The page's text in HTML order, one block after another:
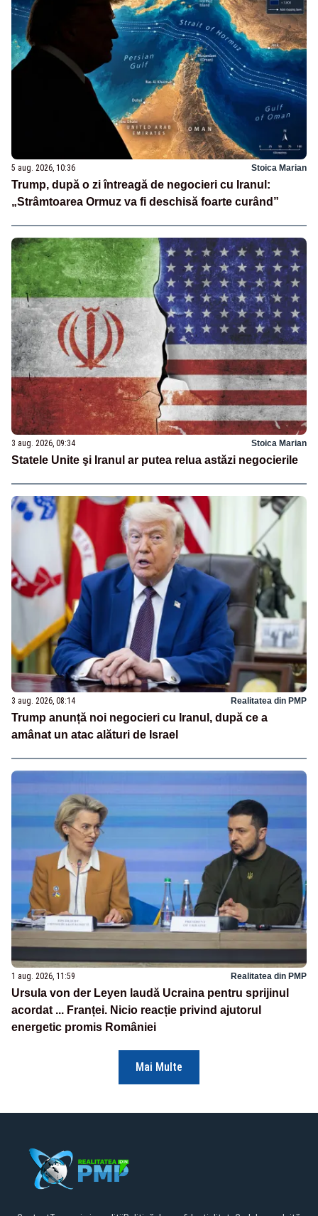
5 aug. 2026, 10:36 Stoica Marian
Trump, după o zi întreagă de negocieri cu Iranul:
„Strâmtoarea Ormuz va fi deschisă foarte curând”
3 aug. 2026, 09:34 Stoica Marian
Statele Unite şi Iranul ar putea relua astăzi negocierile
3 aug. 2026, 08:14 Realitatea din PMP
Trump anunță noi negocieri cu Iranul, după ce a
amânat un atac alături de Israel
1 aug. 2026, 11:59 Realitatea din PMP
Ursula von der Leyen laudă Ucraina pentru sprijinul
acordat ... Franței. Nicio reacție privind ajutorul
energetic promis României
Mai Multe